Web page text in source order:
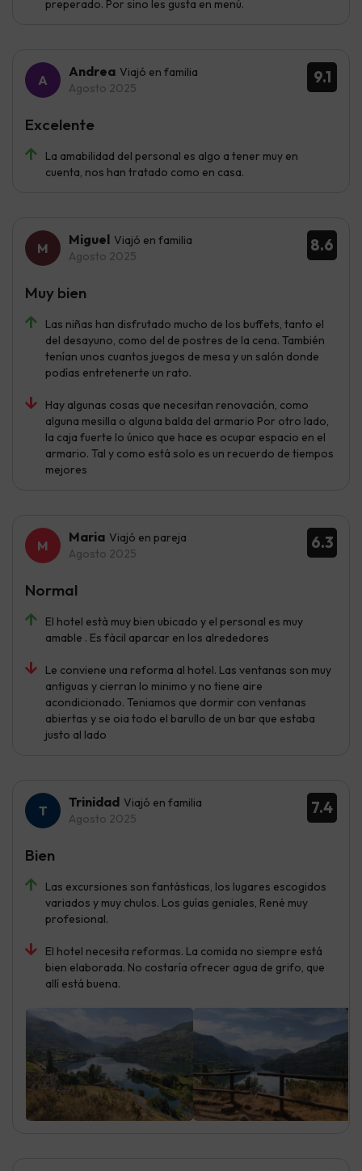
preperado. Por sino les gusta en menú.
9.1
Andrea Viajó en familia
Agosto 2025
La amabilidad del personal es algo a tener muy en
cuenta, nos han tratado como en casa.
Excelente
8.6
Miguel Viajó en familia
Agosto 2025
Las niñas han disfrutado mucho de los buffets, tanto el
del desayuno, como del de postres de la cena. También
tenían unos cuantos juegos de mesa y un salón donde
podías entretenerte un rato.
Hay algunas cosas que necesitan renovación, como
alguna mesilla o alguna balda del armario Por otro lado,
la caja fuerte lo único que hace es ocupar espacio en el
armario. Tal y como está solo es un recuerdo de tiempos
mejores
Muy bien
6.3
Maria Viajó en pareja
Agosto 2025
El hotel està muy bien ubicado y el personal es muy
amable . Es fàcil aparcar en los alrededores
Le conviene una reforma al hotel. Las ventanas son muy
antiguas y cierran lo minimo y no tiene aire
acondicionado. Teniamos que dormir con ventanas
abiertas y se oia todo el barullo de un bar que estaba
justo al lado
Normal
7.4
Trinidad Viajó en familia
Agosto 2025
Las excursiones son fantásticas, los lugares escogidos
variados y muy chulos. Los guías geniales, René muy
profesional.
El hotel necesita reformas. La comida no siempre está
bien elaborada. No costaría ofrecer agua de grifo, que
allí está buena.
Bien